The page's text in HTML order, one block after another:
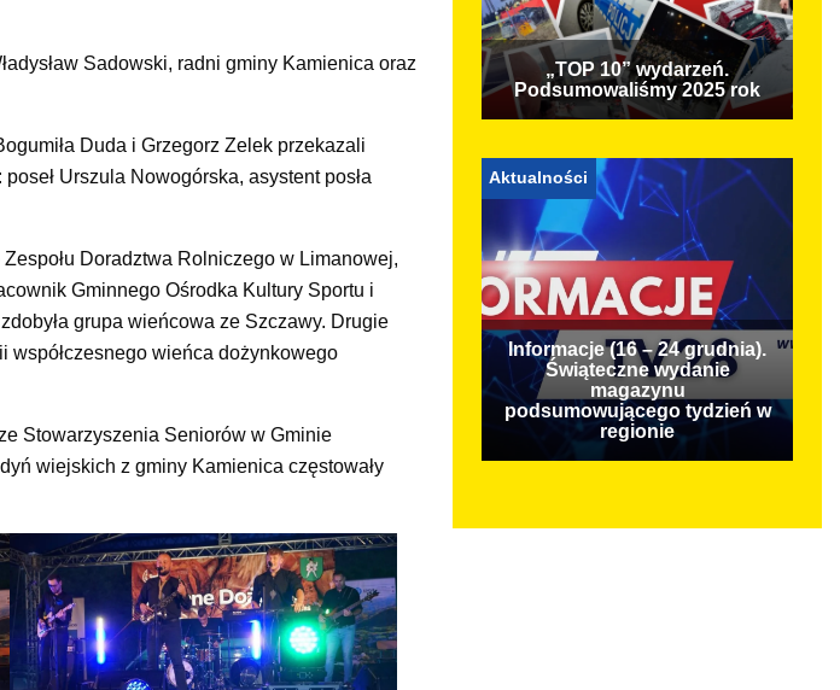
Sadowski, radni gminy Kamienica oraz
Duda i Grzegorz Zelek przekazali
Urszula Nowogórska, asystent posła
Doradztwa Rolniczego w Limanowej,
Gminnego Ośrodka Kultury Sportu i
grupa wieńcowa ze Szczawy. Drugie
współczesnego wieńca dożynkowego
Stowarzyszenia Seniorów w Gminie
wiejskich z gminy Kamienica częstowały
„TOP 10” wydarzeń.
Podsumowaliśmy 2025 rok
Aktualności
Informacje (16 – 24 grudnia).
Świąteczne wydanie
magazynu
podsumowującego tydzień w
regionie